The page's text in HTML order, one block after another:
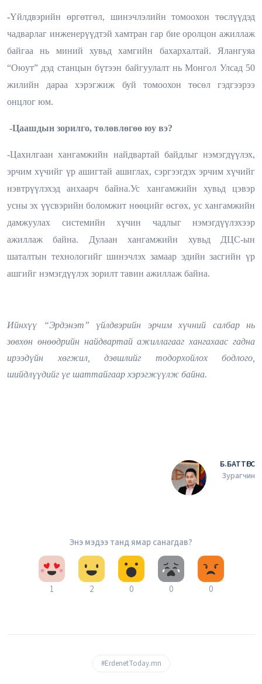
-Үйлдвэрийн өргөтгөл, шинэчлэлийн томоохон төслүүдэд
чадварлаг инженерүүдтэй хамтран гар бие оролцон ажиллаж
байгаа нь миний хувьд хамгийн бахархалтай. Ялангуяа
“Оюут” дэд станцын бүтээн байгуулалт нь Монгол Улсад 50
жилийн дараа хэрэгжиж буй томоохон төсөл гэдгээрээ
онцлог юм.
-Цаашдын зорилго, төлөвлөгөө юу вэ?
-Цахилгаан хангамжийн найдвартай байдлыг нэмэгдүүлэх,
эрчим хүчийг үр ашигтай ашиглах, сэргээгдэх эрчим хүчийг
нэвтрүүлэхэд анхаарч байна.Ус хангамжийн хувьд цэвэр
усны эх үүсвэрийн боломжит нөөцийг өсгөх, ус хангамжийн
дамжуулах системийн хүчин чадлыг нэмэгдүүлэхээр
ажиллаж байна. Дулаан хангамжийн хувьд ДЦС-ын
шаталтын технологийг шинэчлэх замаар эдийн засгийн үр
ашгийг нэмэгдүүлэх зорилт тавин ажиллаж байна.
Ийнхүү “Эрдэнэт” үйлдвэрийн эрчим хүчний салбар нь
зөвхөн өнөөдрийн найдвартай ажиллагааг хангахаас гадна
ирээдүйн хөгжил, дэвшлийг тодорхойлох бодлого,
шийдлүүдийг үе шаттайгаар хэрэгжүүлж байна.
Б.БАТТӨГС
Зурагчин
Энэ мэдээ танд ямар санагдав?
1 2 0 0 0
#ErdenetToday.mn